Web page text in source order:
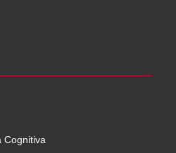
Cognitiva